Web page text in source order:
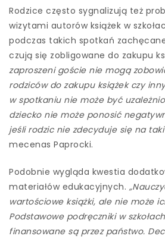
Rodzice często sygnalizują też
wizytami autorów książek w
podczas takich spotkań
czują się zobligowane do zakupu
zaproszeni goście nie mogą
rodziców do zakupu książek czy
w spotkaniu nie może być
dziecko nie może ponosić
jeśli rodzic nie zdecyduje się na
mecenas Paprocki.
Podobnie wygląda kwestia
materiałów edukacyjnych.
wartościowe książki, ale nie może
Podstawowe podręczniki w
finansowane są przez państwo.